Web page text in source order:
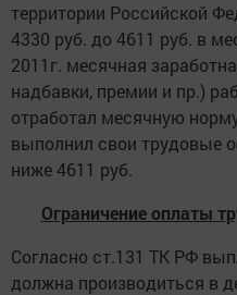
территории Российской
4330 руб. до 4611 руб. в
2011г. месячная
надбавки, премии и пр.)
отработал месячную
выполнил свои трудовые
ниже 4611 руб.
Ограничение оплаты
Согласно ст.131 ТК РФ
должна производиться в